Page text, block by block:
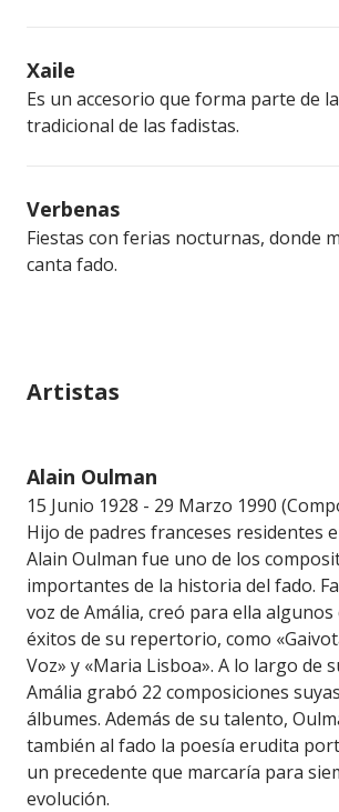
Xaile
Es un accesorio que forma parte de
tradicional de las fadistas.
Verbenas
Fiestas con ferias nocturnas, donde
canta fado.
Artistas
Alain Oulman
15 Junio 1928 - 29 Marzo 1990
Hijo de padres franceses residentes
Alain Oulman fue uno de los
importantes de la historia del fado.
voz de Amália, creó para ella
éxitos de su repertorio, como
Voz» y «Maria Lisboa». A lo largo de
Amália grabó 22 composiciones
álbumes. Además de su talento,
también al fado la poesía erudita
un precedente que marcaría para
evolución.